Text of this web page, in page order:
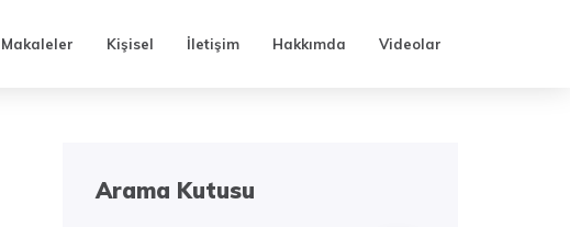
Makaleler Kişisel İletişim Hakkımda Videolar
Arama Kutusu